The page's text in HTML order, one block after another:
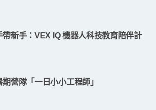
新手：VEX IQ 機器人科技教育陪伴計
期營隊「一日小小工程師」